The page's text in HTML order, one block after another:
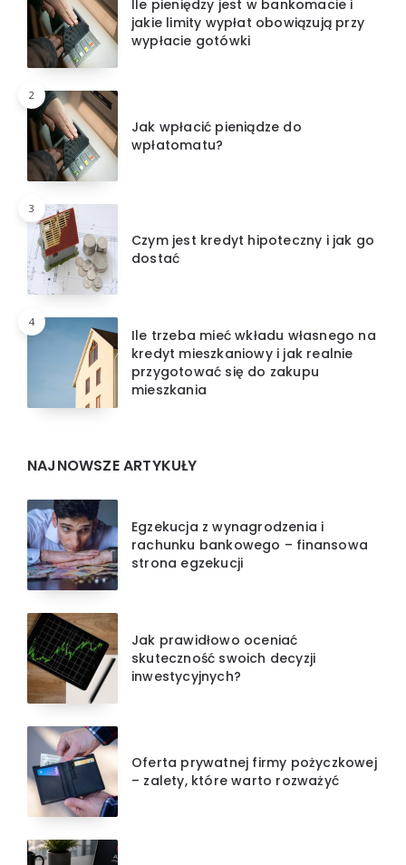
Ile pieniędzy jest w bankomacie i
jakie limity wypłat obowiązują przy
wypłacie gotówki
2
Jak wpłacić pieniądze do
wpłatomatu?
3
Czym jest kredyt hipoteczny i jak go
dostać
4
Ile trzeba mieć wkładu własnego na
kredyt mieszkaniowy i jak realnie
przygotować się do zakupu
mieszkania
NAJNOWSZE ARTYKUŁY
Egzekucja z wynagrodzenia i
rachunku bankowego – finansowa
strona egzekucji
Jak prawidłowo oceniać
skuteczność swoich decyzji
inwestycyjnych?
Oferta prywatnej firmy pożyczkowej
– zalety, które warto rozważyć